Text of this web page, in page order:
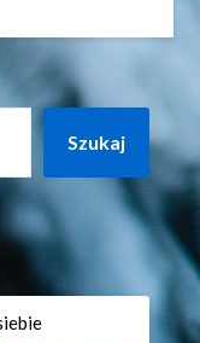
Szukaj